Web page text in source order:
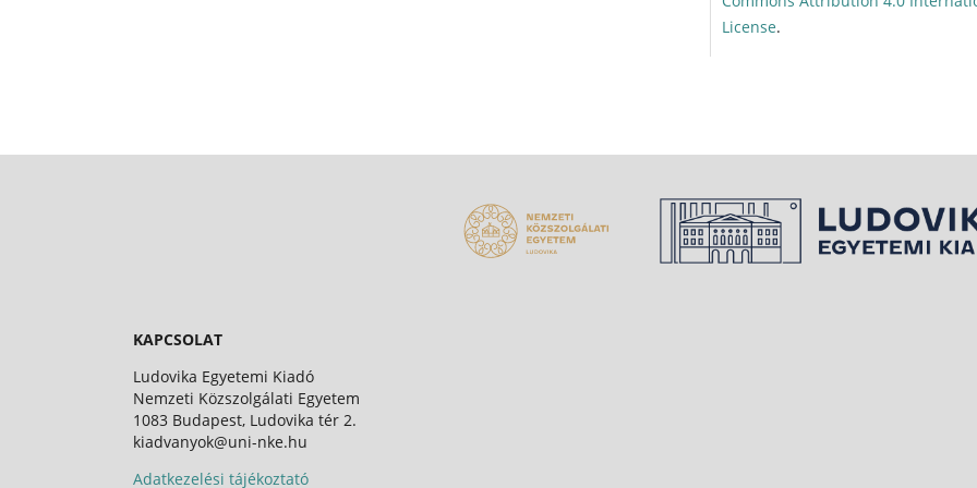
License.
KAPCSOLAT
Ludovika Egyetemi Kiadó
Nemzeti Közszolgálati Egyetem
1083 Budapest, Ludovika tér 2.
kiadvanyok@uni-nke.hu
Adatkezelési tájékoztató